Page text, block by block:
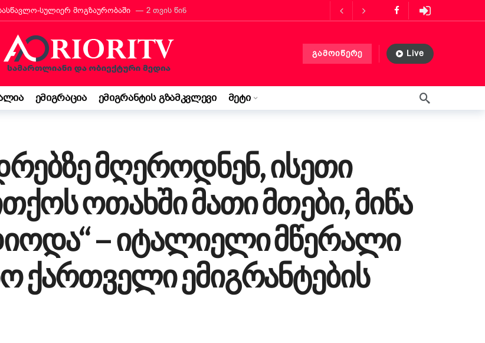
მოქალაქეობა პირადად მიულოცა
3 თვის წინ
— ბათუმი ტურიზმის საერთაშორისო გამოფენას მასპინძლობს
პოეზიის კონკურსი მოიგო
3 თვის წინ
დეკლარაცია 730-ს შესახებ! ვალდებულება თუ შესაძლებლობა?
კი ჩემი ფესვებია“ — 15 წლის ბარბარე მანჯგალაძის წერილი ლილიდან
3 კვირის წინ
გამოიწერე Live
ემიგრაცია ემიგრანტის გზამკვლევი მეტი
მღეროდნენ, ისეთი
ოთახში მათი მთები, მიწა
– იტალიელი მწერალი
ქართველი ემიგრანტების